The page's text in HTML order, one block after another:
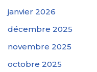
janvier 2026
décembre 2025
novembre 2025
octobre 2025